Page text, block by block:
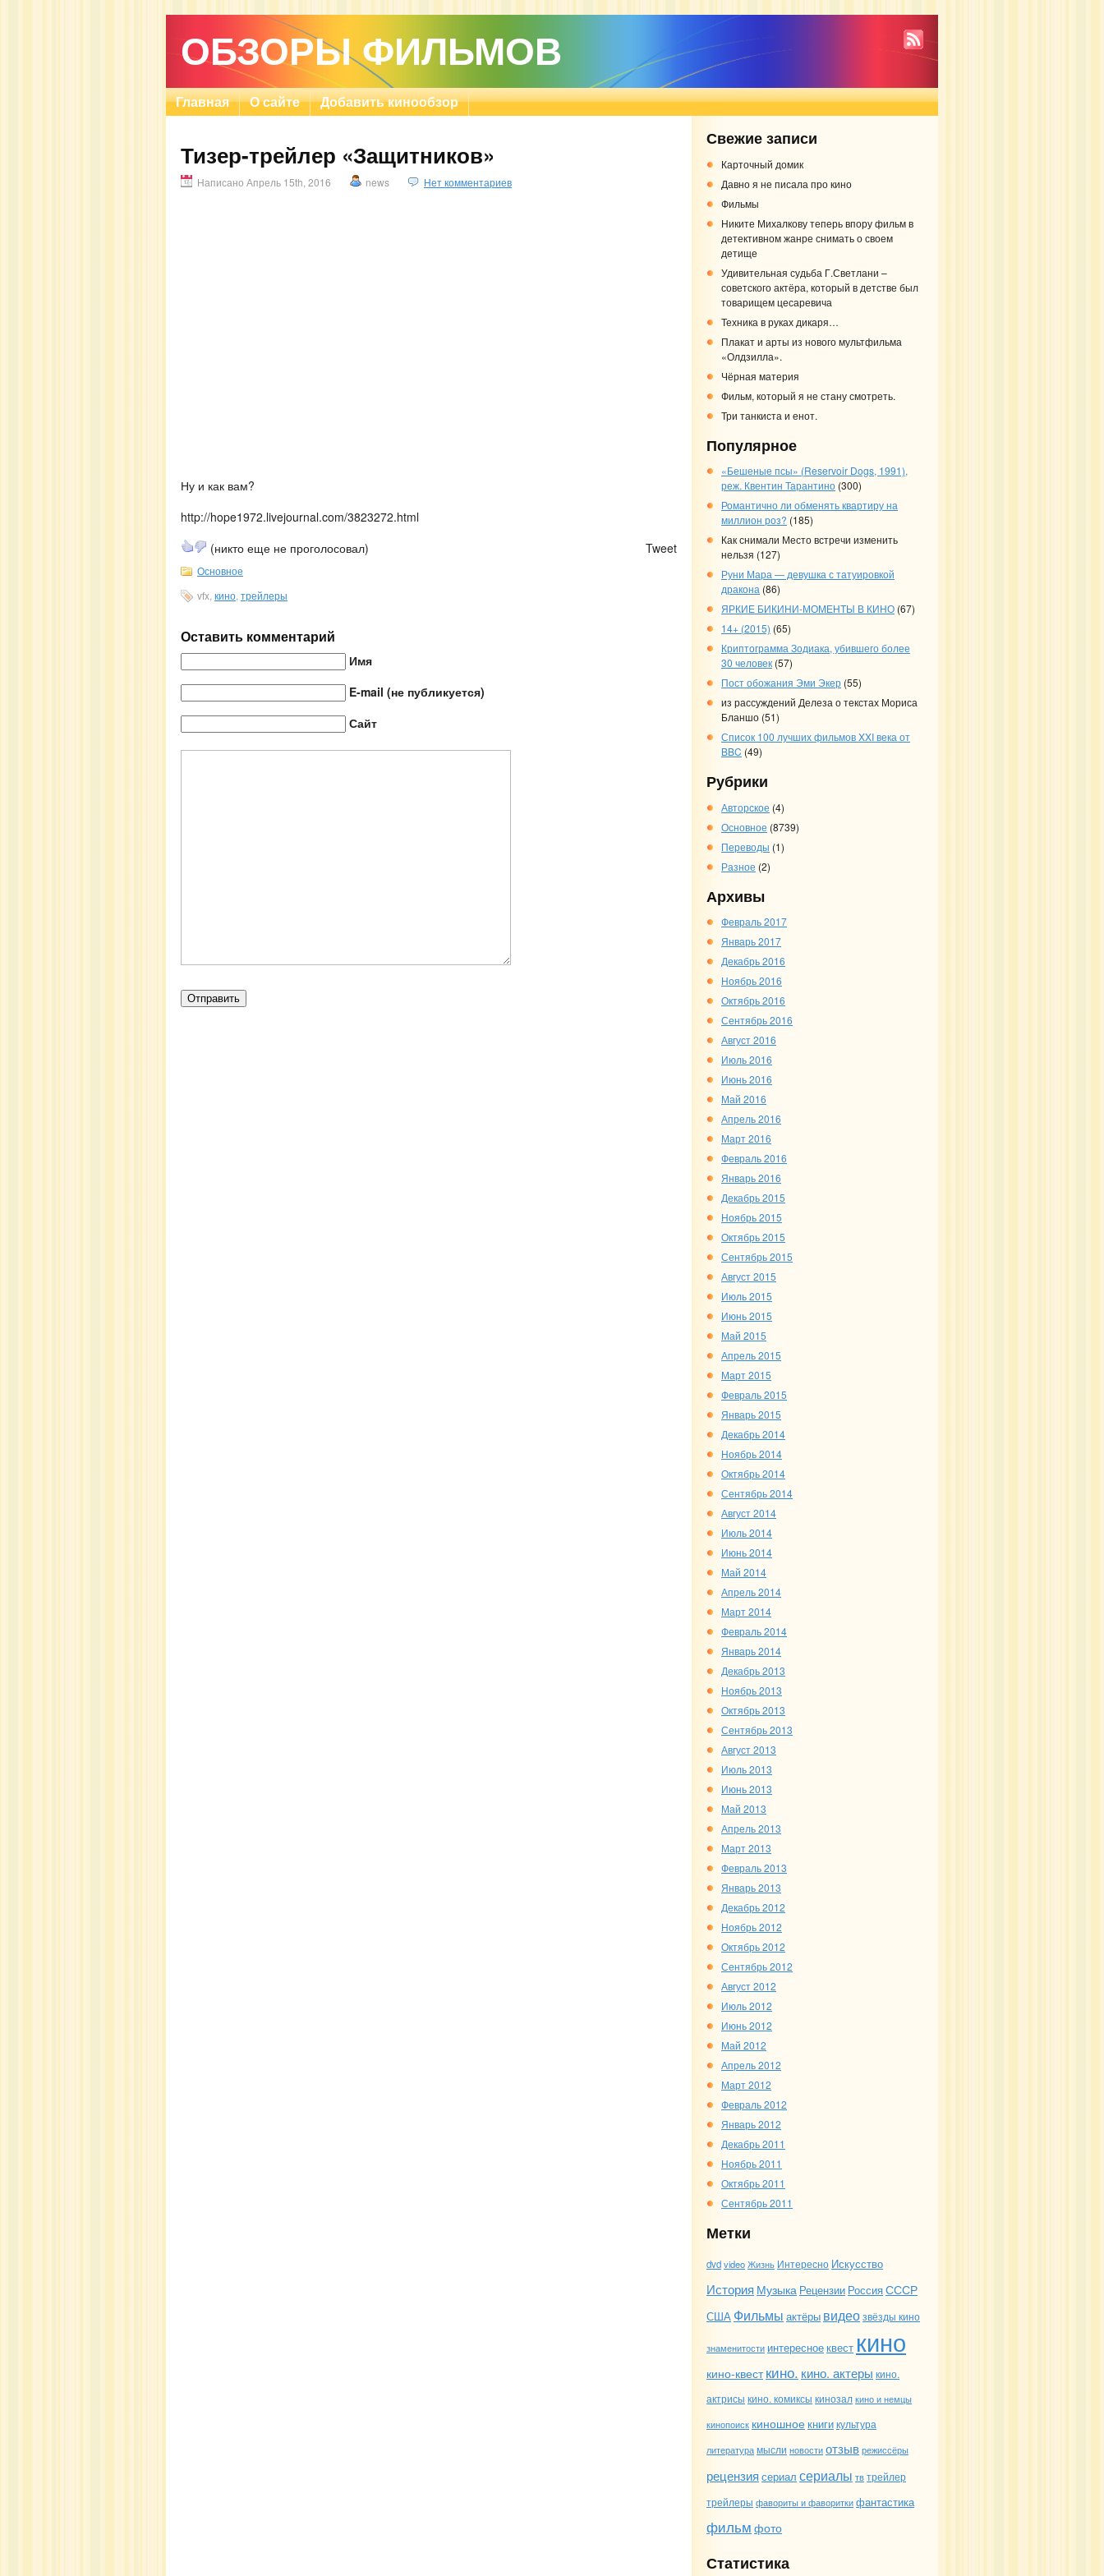
ОБЗОРЫ ФИЛЬМОВ
Главная О сайте Добавить кинообзор
Тизер-трейлер «Защитников»
Написано Апрель 15th, 2016 news Нет комментариев
Ну и как вам?
http://hope1972.livejournal.com/3823272.html
Tweet
(никто еще не проголосовал)
Основное
vfx, кино трейлеры
Оставить комментарий
Имя
E-mail (не публикуется)
Сайт
Свежие записи
Карточный домик
Давно я не писала про кино
Фильмы
Никите Михалкову теперь впору фильм в
детективном жанре снимать о своем
детище
Удивительная судьба Г.Светлани –
советского актёра, который в детстве был
товарищем цесаревича
Техника в руках дикаря…
Плакат и арты из нового мультфильма
«Олдзилла».
Чёрная материя
Фильм, который я не стану смотреть.
Три танкиста и енот.
Популярное
«Бешеные псы» (Reservoir Dogs, 1991),
реж. Квентин Тарантино (300)
Романтично ли обменять квартиру на
миллион роз? (185)
Как снимали Место встречи изменить
нельзя (127)
Руни Мара — девушка с татуировкой
дракона (86)
ЯРКИЕ БИКИНИ-МОМЕНТЫ В КИНО (67)
14+ (2015) (65)
Криптограмма Зодиака, убившего более
30 человек (57)
Пост обожания Эми Экер (55)
из рассуждений Делеза о текстах Мориса
Бланшо (51)
Список 100 лучших фильмов XXI века от
BBC (49)
Рубрики
Авторское (4)
Основное (8739)
Переводы (1)
Разное (2)
Архивы
Февраль 2017
Январь 2017
Декабрь 2016
Ноябрь 2016
Октябрь 2016
Сентябрь 2016
Август 2016
Июль 2016
Июнь 2016
Май 2016
Апрель 2016
Март 2016
Февраль 2016
Январь 2016
Декабрь 2015
Ноябрь 2015
Октябрь 2015
Сентябрь 2015
Август 2015
Июль 2015
Июнь 2015
Май 2015
Апрель 2015
Март 2015
Февраль 2015
Январь 2015
Декабрь 2014
Ноябрь 2014
Октябрь 2014
Сентябрь 2014
Август 2014
Июль 2014
Июнь 2014
Май 2014
Апрель 2014
Март 2014
Февраль 2014
Январь 2014
Декабрь 2013
Ноябрь 2013
Октябрь 2013
Сентябрь 2013
Август 2013
Июль 2013
Июнь 2013
Май 2013
Апрель 2013
Март 2013
Февраль 2013
Январь 2013
Декабрь 2012
Ноябрь 2012
Октябрь 2012
Сентябрь 2012
Август 2012
Июль 2012
Июнь 2012
Май 2012
Апрель 2012
Март 2012
Февраль 2012
Январь 2012
Декабрь 2011
Ноябрь 2011
Октябрь 2011
Сентябрь 2011
Метки
dvdvideoЖизнь Интересно Искусство
История Музыка Рецензии РоссияСССР
США Фильмы актёры видеозвёзды кино
знаменитости интересноеквест кино
кино-квест кино. кино. актеры кино.
актрисы кино. комиксы кинозалкино и немцы
кинопоиск киношноекнигикультура
литература мысли новостиотзыврежиссёры
рецензия сериал сериалы тв трейлер
трейлеры фавориты и фавориткифантастика
фильм фото
Статистика